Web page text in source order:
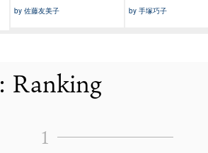
by 佐藤友美子 by 手塚巧子
: Ranking
1